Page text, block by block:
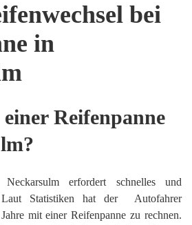
bei
in
Reifenpanne
erfordert schnelles und
Laut Statistiken hat der Autofahrer
mit einer Reifenpanne zu rechnen.